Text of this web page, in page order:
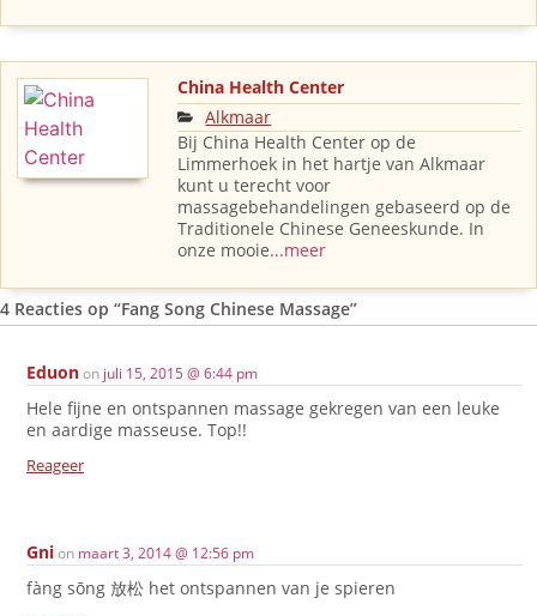
China Health Center
Alkmaar
Bij China Health Center op de
Limmerhoek in het hartje van Alkmaar
kunt u terecht voor
massagebehandelingen gebaseerd op de
Traditionele Chinese Geneeskunde. In
onze mooie...meer
4 Reacties op “Fang Song Chinese Massage”
Eduonon juli 15, 2015 @ 6:44 pm
Hele fijne en ontspannen massage gekregen van een leuke
en aardige masseuse. Top!!
Reageer
Gnion maart 3, 2014 @ 12:56 pm
fàng sōng 放松 het ontspannen van je spieren